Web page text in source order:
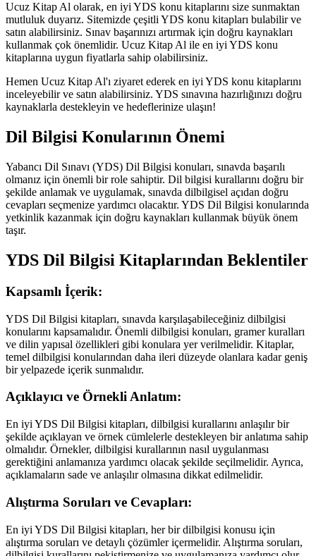
Ucuz Kitap Al olarak, en iyi YDS konu kitaplarını size sunmaktan
mutluluk duyarız. Sitemizde çeşitli YDS konu kitapları bulabilir ve
satın alabilirsiniz. Sınav başarınızı artırmak için doğru kaynakları
kullanmak çok önemlidir. Ucuz Kitap Al ile en iyi YDS konu
kitaplarına uygun fiyatlarla sahip olabilirsiniz.
Hemen Ucuz Kitap Al'ı ziyaret ederek en iyi YDS konu kitaplarını
inceleyebilir ve satın alabilirsiniz. YDS sınavına hazırlığınızı doğru
kaynaklarla destekleyin ve hedeflerinize ulaşın!
Dil Bilgisi Konularının Önemi
Yabancı Dil Sınavı (YDS) Dil Bilgisi konuları, sınavda başarılı
olmanız için önemli bir role sahiptir. Dil bilgisi kurallarını doğru bir
şekilde anlamak ve uygulamak, sınavda dilbilgisel açıdan doğru
cevapları seçmenize yardımcı olacaktır. YDS Dil Bilgisi konularında
yetkinlik kazanmak için doğru kaynakları kullanmak büyük önem
taşır.
YDS Dil Bilgisi Kitaplarından Beklentiler
Kapsamlı İçerik:
YDS Dil Bilgisi kitapları, sınavda karşılaşabileceğiniz dilbilgisi
konularını kapsamalıdır. Önemli dilbilgisi konuları, gramer kuralları
ve dilin yapısal özellikleri gibi konulara yer verilmelidir. Kitaplar,
temel dilbilgisi konularından daha ileri düzeyde olanlara kadar geniş
bir yelpazede içerik sunmalıdır.
Açıklayıcı ve Örnekli Anlatım:
En iyi YDS Dil Bilgisi kitapları, dilbilgisi kurallarını anlaşılır bir
şekilde açıklayan ve örnek cümlelerle destekleyen bir anlatıma sahip
olmalıdır. Örnekler, dilbilgisi kurallarının nasıl uygulanması
gerektiğini anlamanıza yardımcı olacak şekilde seçilmelidir. Ayrıca,
açıklamaların sade ve anlaşılır olmasına dikkat edilmelidir.
Alıştırma Soruları ve Cevapları:
En iyi YDS Dil Bilgisi kitapları, her bir dilbilgisi konusu için
alıştırma soruları ve detaylı çözümler içermelidir. Alıştırma soruları,